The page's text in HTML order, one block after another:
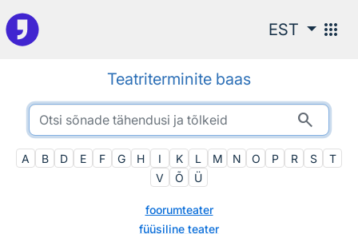
Otsingu juurde
EST apps
Teatriterminite baas
search
A B D E F G H I K L M N O P R S
T
V
Õ Ü
foorumteater
füüsiline teater